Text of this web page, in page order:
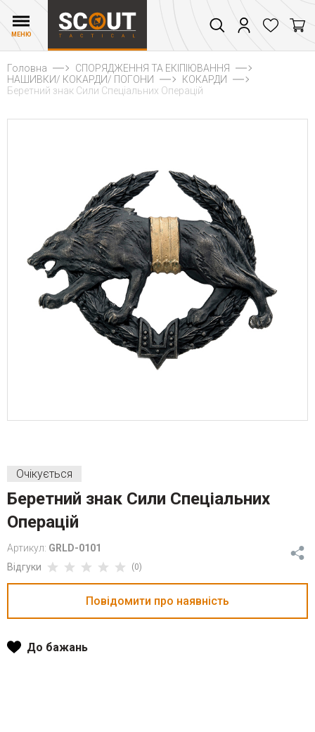
МЕНЮ
Головна
СПОРЯДЖЕННЯ ТА ЕКІПІЮВАННЯ
НАШИВКИ/ КОКАРДИ/ ПОГОНИ
КОКАРДИ
Беретний знак Сили Спеціальних Операцій
Очікується
Беретний знак Сили Спеціальних
Операцій
Артикул: GRLD-0101
Відгуки
(0)
До бажань